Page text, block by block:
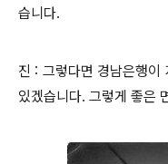
습니다.
진 : 그렇다면 경남은행이
있겠습니다. 그렇게 좋은